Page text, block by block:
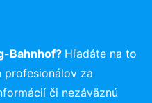
Bahnhof? Hľadáte na to
profesionálov za
či nezáväznú